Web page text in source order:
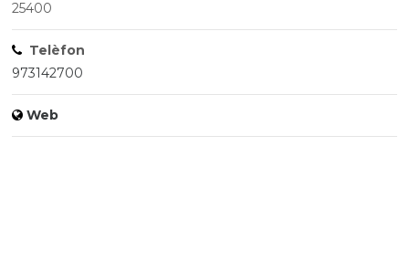
25400
Telèfon
973142700
Web